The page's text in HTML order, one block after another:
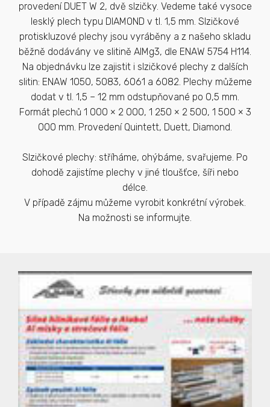
provedení DUET W 2, dvě slzičky. Vedeme také vysoce
lesklý plech typu DIAMOND v tl. 1,5 mm. Slzičkové
protiskluzové plechy jsou vyráběny a z našeho skladu
běžně dodávány ve slitině AlMg3, dle ENAW 5754 H114.
Na objednávku lze zajistit i slzičkové plechy z dalších
slitin: ENAW 1050, 5083, 6061 a 6082. Plechy můžeme
dodat v tl. 1,5 – 12 mm odstupňované po 0,5 mm.
Formát plechů 1 000 × 2 000, 1 250 × 2 500, 1 500 × 3
000 mm. Provedení Quintett, Duett, Diamond.
Slzičkové plechy: stříháme, ohýbáme, svařujeme. Po
dohodě zajistíme plechy v jiné tloušťce, šíři nebo
délce.
V případě zájmu můžeme vyrobit konkrétní výrobek.
Na možnosti se informujte.